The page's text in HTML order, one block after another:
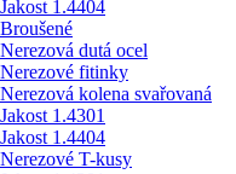
Jakost 1.4404
Broušené
Nerezová dutá ocel
Nerezové fitinky
Nerezová kolena svařovaná
Jakost 1.4301
Jakost 1.4404
Nerezové T-kusy